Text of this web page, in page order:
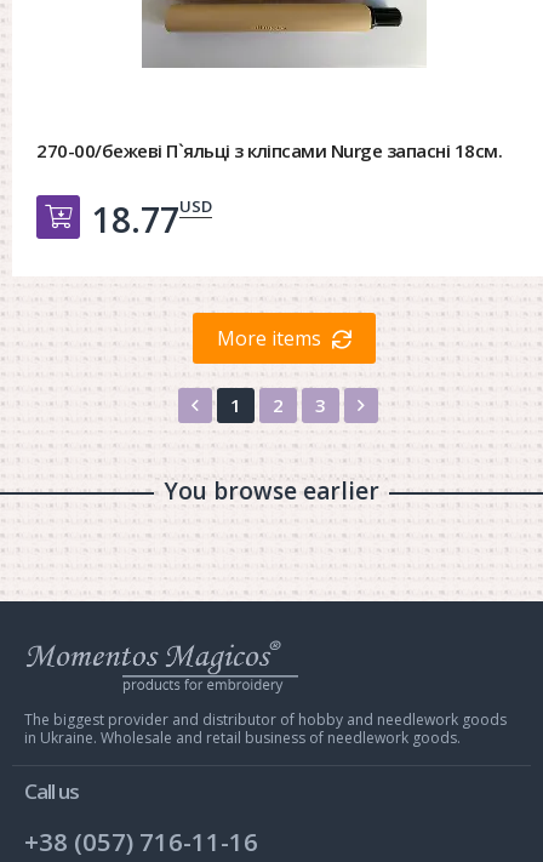
270-00/бежеві П`яльці з кліпсами Nurge запасні 18см.
Добавить в корзину
18.77USD
More items
Назад
1 2 3 Вперед
You browse earlier
Web
store
Mit
The biggest provider and distributor of hobby and needlework goods
in Ukraine. Wholesale and retail business of needlework goods.
Call us
+38 (057) 716-11-16